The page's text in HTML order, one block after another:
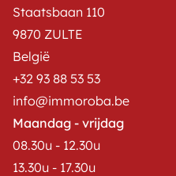
Staatsbaan 110
9870 ZULTE
België
+32 93 88 53 53
info@immoroba.be
Maandag - vrijdag
08.30u - 12.30u
13.30u - 17.30u